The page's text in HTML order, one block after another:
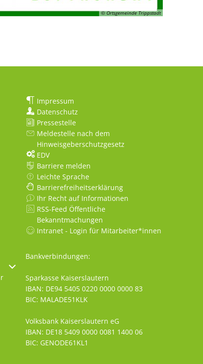
© Ortsgemeinde Trippstadt
auszublenden
Impressum
Datenschutz
Pressestelle
Meldestelle nach dem
Hinweisgeberschutzgesetz
EDV
Barriere melden
Leichte Sprache
Barrierefreiheitserklärung
Ihr Recht auf Informationen
RSS-Feed Öffentliche
Bekanntmachungen
Intranet - Login für Mitarbeiter*innen
Bankverbindungen:
Sparkasse Kaiserslautern
IBAN: DE94 5405 0220 0000 0000 83
BIC: MALADE51KLK
Volksbank Kaiserslautern eG
IBAN: DE18 5409 0000 0081 1400 06
BIC: GENODE61KL1